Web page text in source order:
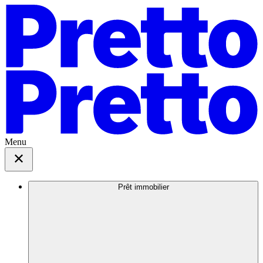
Menu
Prêt immobilier